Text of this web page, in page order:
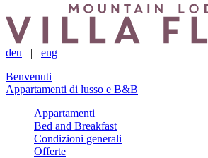
deu | eng
Benvenuti
Appartamenti di lusso e B&B
Appartamenti
Bed and Breakfast
Condizioni generali
Offerte